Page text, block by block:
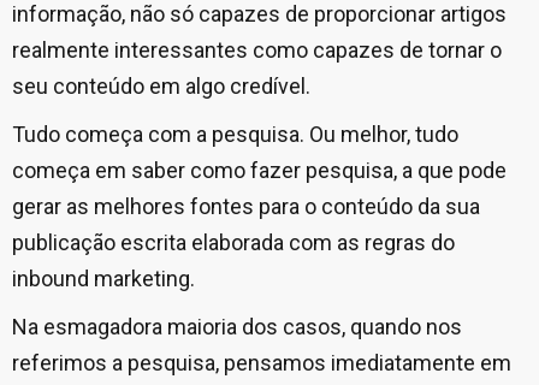
informação, não só capazes de proporcionar artigos
realmente interessantes como capazes de tornar o
seu conteúdo em algo credível.
Tudo começa com a pesquisa. Ou melhor, tudo
começa em saber como fazer pesquisa, a que pode
gerar as melhores fontes para o conteúdo da sua
publicação escrita elaborada com as regras do
inbound marketing.
Na esmagadora maioria dos casos, quando nos
referimos a pesquisa, pensamos imediatamente em